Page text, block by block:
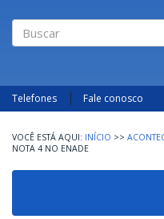
Telefones Fale conosco
INÍCIO >>
NOTA 4 NO ENADE